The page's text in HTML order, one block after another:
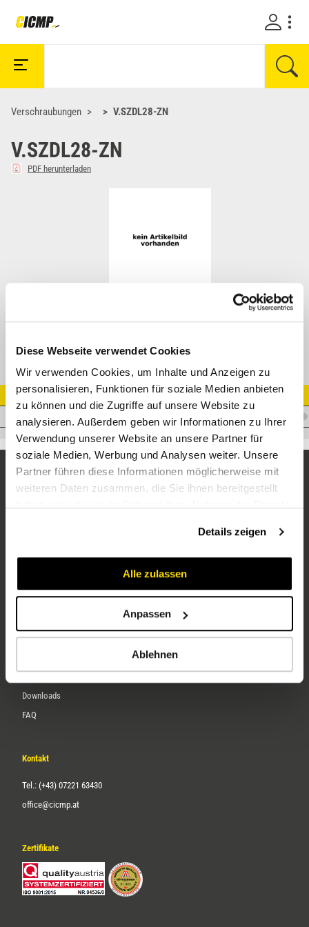
Diese Webseite verwendet Cookies
Wir verwenden Cookies, um Inhalte und Anzeigen zu
personalisieren, Funktionen für soziale Medien anbieten
zu können und die Zugriffe auf unsere Website zu
analysieren. Außerdem geben wir Informationen zu Ihrer
Verwendung unserer Website an unsere Partner für
soziale Medien, Werbung und Analysen weiter. Unsere
Partner führen diese Informationen möglicherweise mit
weiteren Daten zusammen, die Sie ihnen bereitgestellt
Details zeigen
Alle zulassen
Anpassen
Ablehnen
Verschraubungen V.SZDL28-ZN
V.SZDL28-ZN
PDF herunterladen
Artikel Nr.
V.SZDL28-ZN
Service
Downloads
FAQ
Kontakt
Tel.: (+43) 07221 63430
office@cicmp.at
Zertifikate